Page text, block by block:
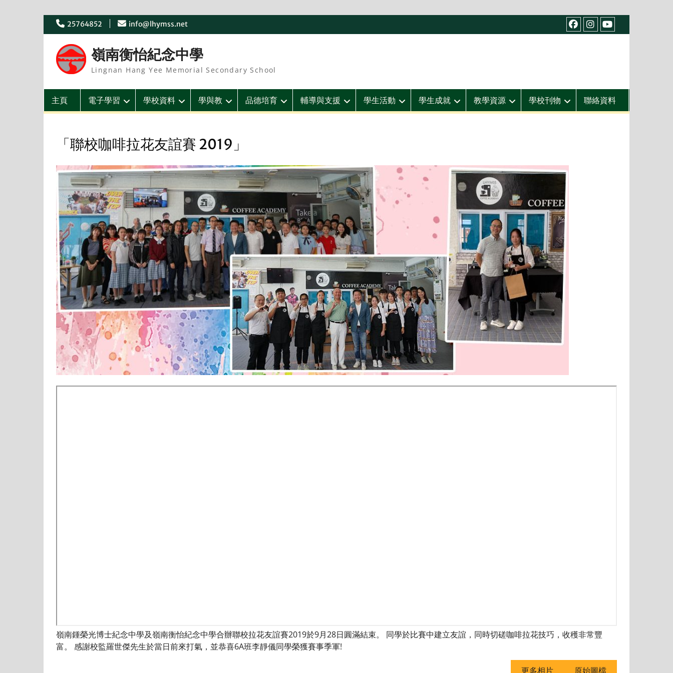
Skip
25764852
info@lhymss.net
facebook
IG youtube
嶺南衡怡紀念中學
Lingnan Hang Yee Memorial Secondary School
主頁 電子學習 學校資料 學與教 品德培育 輔導與支援 學生活動 學生成就 教學資源 學校刊物 聯絡資料
「聯校咖啡拉花友誼賽 2019」
嶺南鍾榮光博士紀念中學及嶺南衡怡紀念中學合辦聯校拉花友誼賽2019於9月28日圓滿結束。 同學於比賽中建立友誼，同時切磋咖啡拉花技巧，收穫非常豐
富。 感謝校監羅世傑先生於當日前來打氣，並恭喜6A班李靜儀同學榮獲賽事季軍!
更多相片 原始圖檔